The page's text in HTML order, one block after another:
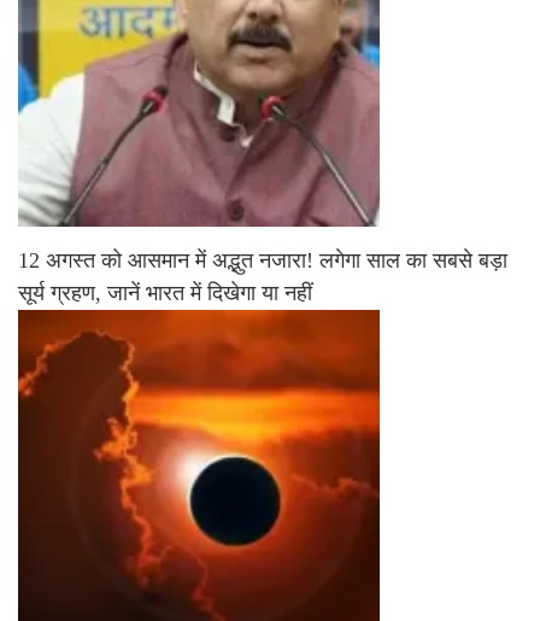
12 अगस्त को आसमान में अद्भुत नजारा! लगेगा साल का सबसे बड़ा
सूर्य ग्रहण, जानें भारत में दिखेगा या नहीं